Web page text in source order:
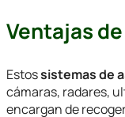
Ventajas
Estossistemas de
cámaras, radares,
encargan de